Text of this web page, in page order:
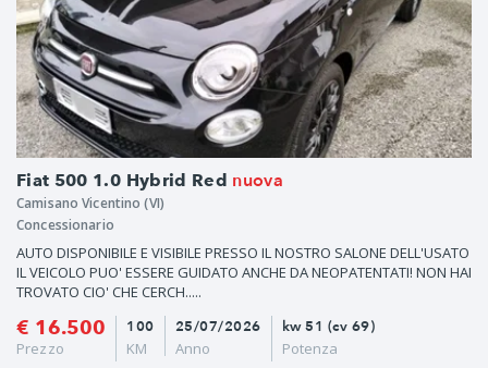
Fiat 500 1.0 Hybrid Red nuova
Camisano Vicentino (VI)
Concessionario
AUTO DISPONIBILE E VISIBILE PRESSO IL NOSTRO SALONE DELL'USATO
IL VEICOLO PUO' ESSERE GUIDATO ANCHE DA NEOPATENTATI! NON HAI
TROVATO CIO' CHE CERCH.....
€ 16.500
Prezzo
25/07/2026
Anno
100
KM
kw 51 (cv 69)
Potenza